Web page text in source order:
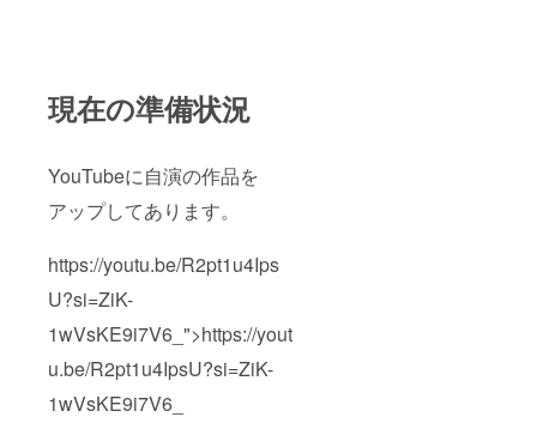
現在の準備状況
YouTubeに自演の作品を
アップしてあります。
https://youtu.be/R2pt1u4Ips
U?si=ZiK-
1wVsKE9i7V6_">https://yout
u.be/R2pt1u4IpsU?si=ZiK-
1wVsKE9i7V6_